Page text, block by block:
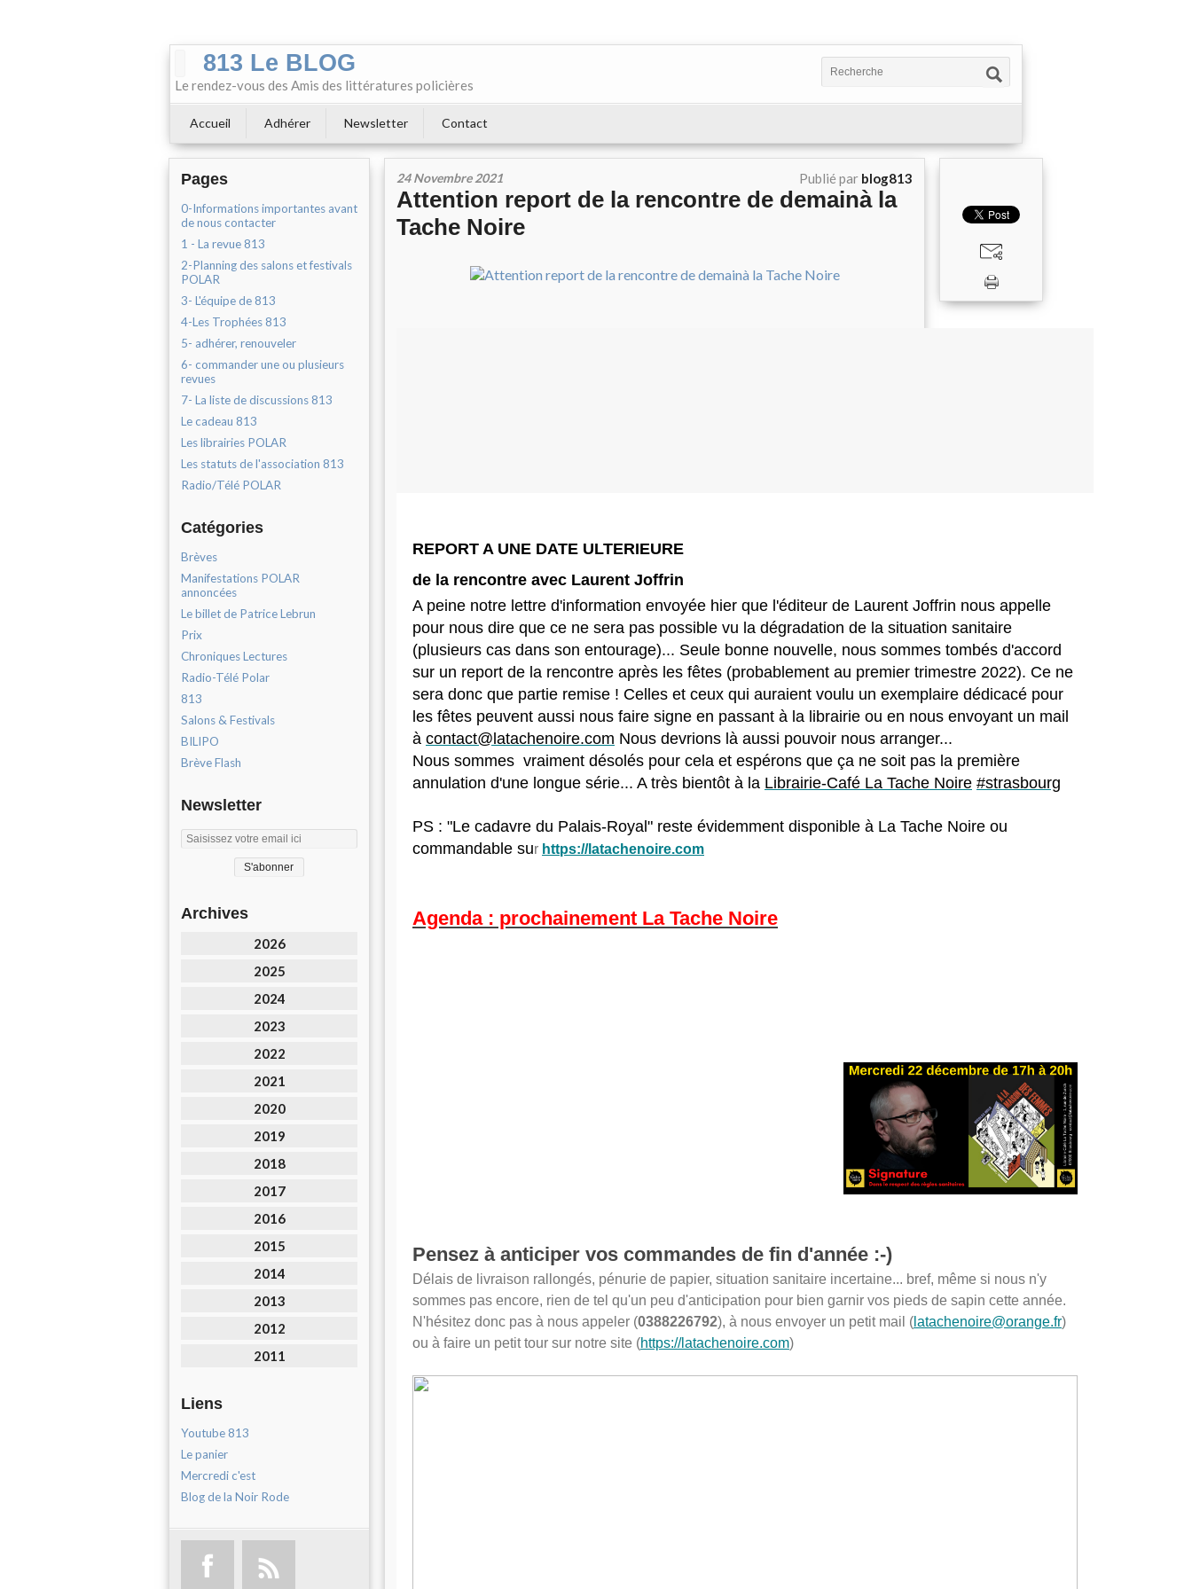
813 Le BLOG
Le rendez-vous des Amis des littératures policières
Accueil Adhérer Newsletter Contact
Pages
0-Informations importantes avant
de nous contacter
1 - La revue 813
2-Planning des salons et festivals
POLAR
3- L'équipe de 813
4-Les Trophées 813
5- adhérer, renouveler
6- commander une ou plusieurs
revues
7- La liste de discussions 813
Le cadeau 813
Les librairies POLAR
Les statuts de l'association 813
Radio/Télé POLAR
Catégories
Brèves
Manifestations POLAR
annoncées
Le billet de Patrice Lebrun
Prix
Chroniques Lectures
Radio-Télé Polar
813
Salons & Festivals
BILIPO
Brève Flash
Newsletter
Archives
2026
2025
2024
2023
2022
2021
2020
2019
2018
2017
2016
2015
2014
2013
2012
2011
Liens
Youtube 813
Le panier
Mercredi c'est
Blog de la Noir Rode
24 Novembre 2021 Publié par blog813
Attention report de la rencontre de demainà la
Tache Noire
REPORT A UNE DATE ULTERIEURE
de la rencontre avec Laurent Joffrin
A peine notre lettre d'information envoyée hier que l'éditeur de Laurent Joffrin nous appelle
pour nous dire que ce ne sera pas possible vu la dégradation de la situation sanitaire
(plusieurs cas dans son entourage)... Seule bonne nouvelle, nous sommes tombés d'accord
sur un report de la rencontre après les fêtes (probablement au premier trimestre 2022). Ce ne
sera donc que partie remise ! Celles et ceux qui auraient voulu un exemplaire dédicacé pour
les fêtes peuvent aussi nous faire signe en passant à la librairie ou en nous envoyant un mail
à contact@latachenoire.com Nous devrions là aussi pouvoir nous arranger...
Nous sommes vraiment désolés pour cela et espérons que ça ne soit pas la première
annulation d'une longue série... A très bientôt à la Librairie-Café La Tache Noire #strasbourg
PS : "Le cadavre du Palais-Royal" reste évidemment disponible à La Tache Noire ou
commandable sur https://latachenoire.com
Agenda : prochainement La Tache Noire
Pensez à anticiper vos commandes de fin d'année :-)
Délais de livraison rallongés, pénurie de papier, situation sanitaire incertaine... bref, même si nous n'y
sommes pas encore, rien de tel qu'un peu d'anticipation pour bien garnir vos pieds de sapin cette année.
N'hésitez donc pas à nous appeler (0388226792), à nous envoyer un petit mail ( latachenoire@orange.fr)
ou à faire un petit tour sur notre site (https://latachenoire.com)